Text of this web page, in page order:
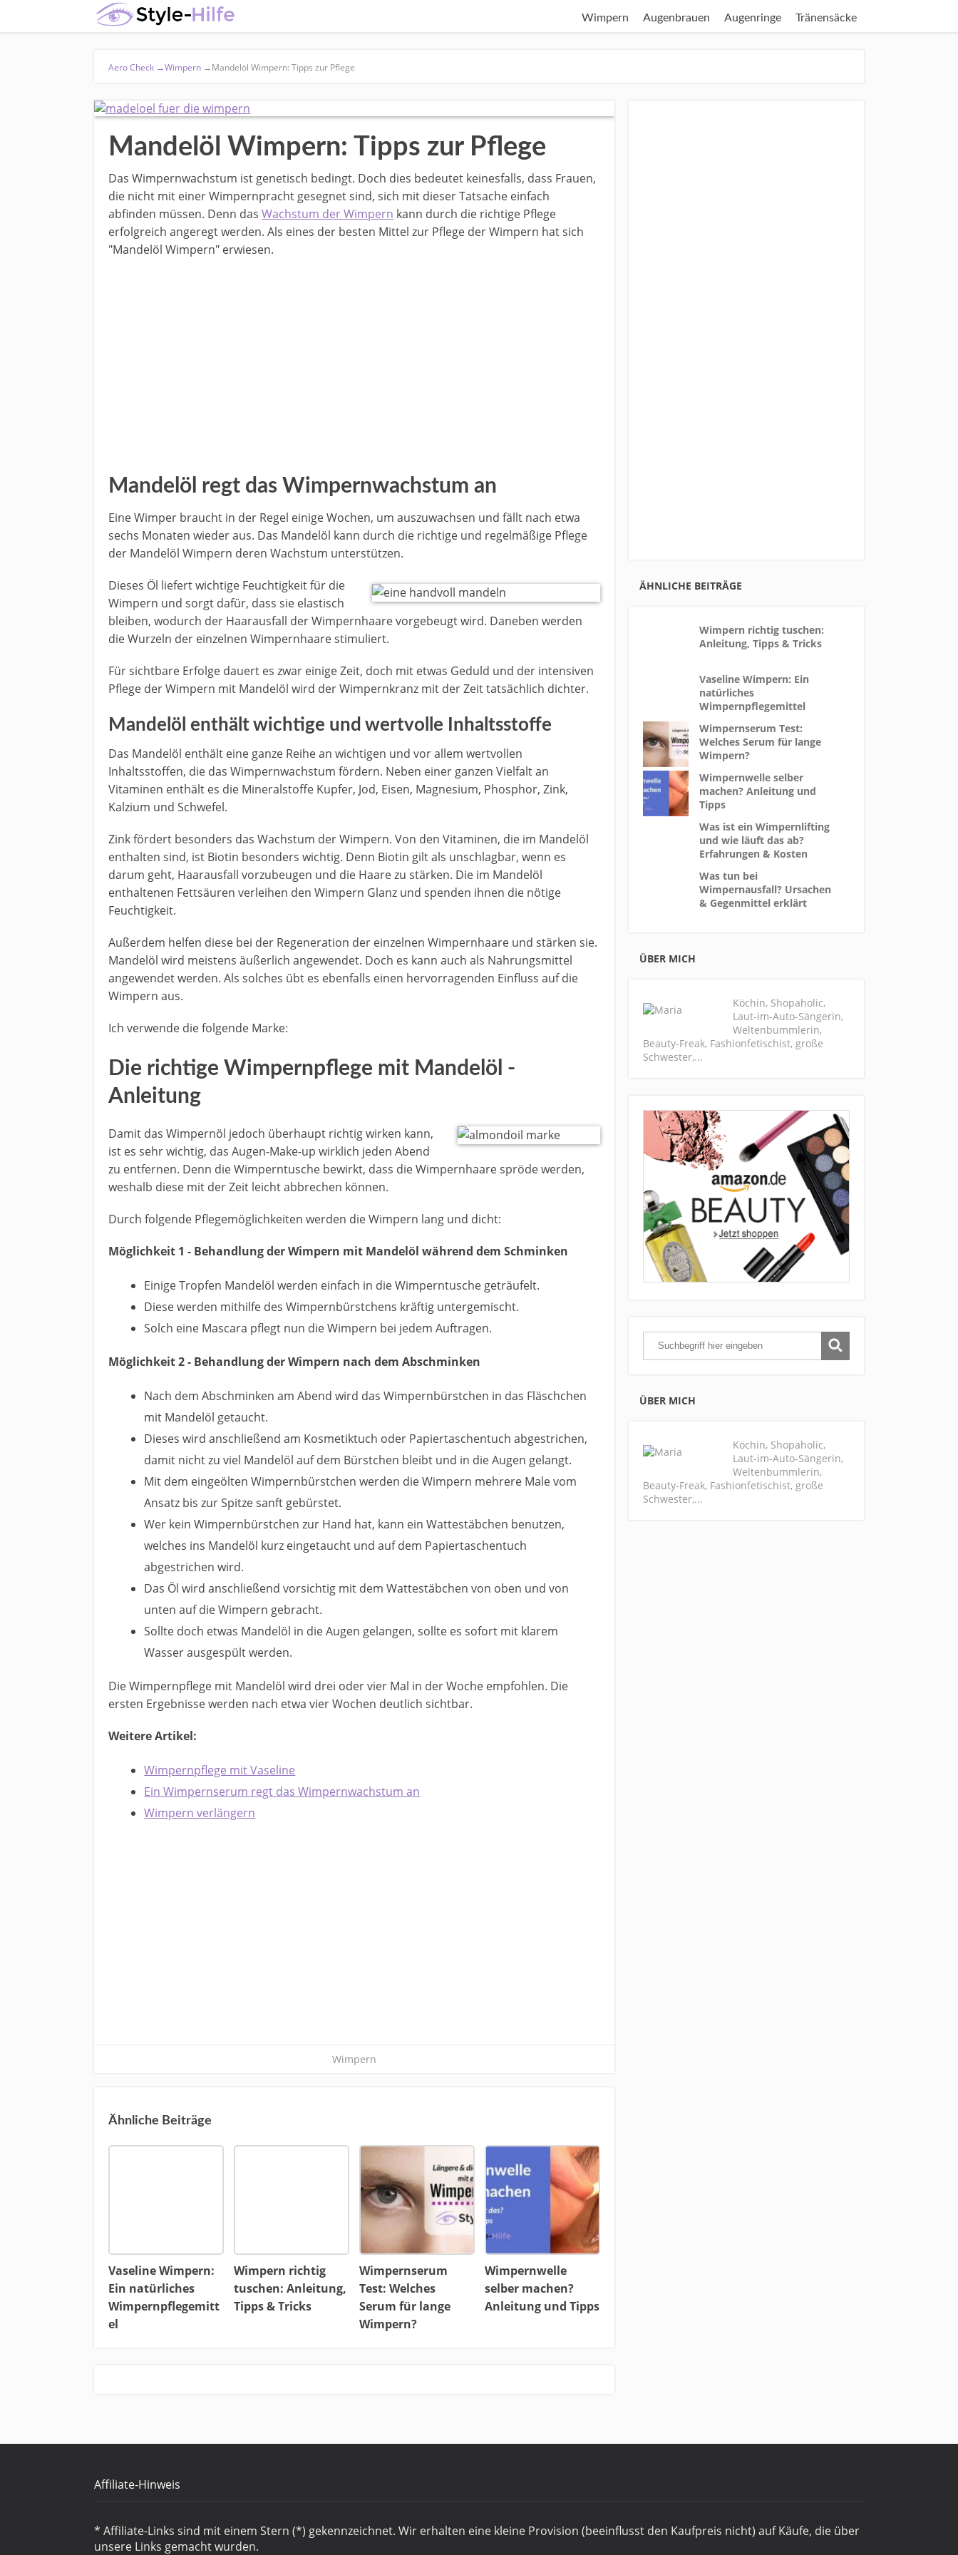
Wimpern Augenbrauen Augenringe Tränensäcke
Aero Check →Wimpern →Mandelöl Wimpern: Tipps zur Pflege
Mandelöl Wimpern: Tipps zur Pflege
Das Wimpernwachstum ist genetisch bedingt. Doch dies bedeutet keinesfalls, dass Frauen,
die nicht mit einer Wimpernpracht gesegnet sind, sich mit dieser Tatsache einfach
abfinden müssen. Denn das Wachstum der Wimpern kann durch die richtige Pflege
erfolgreich angeregt werden. Als eines der besten Mittel zur Pflege der Wimpern hat sich
"Mandelöl Wimpern" erwiesen.
Mandelöl regt das Wimpernwachstum an
Eine Wimper braucht in der Regel einige Wochen, um auszuwachsen und fällt nach etwa
sechs Monaten wieder aus. Das Mandelöl kann durch die richtige und regelmäßige Pflege
der Mandelöl Wimpern deren Wachstum unterstützen.
Dieses Öl liefert wichtige Feuchtigkeit für die
Wimpern und sorgt dafür, dass sie elastisch
bleiben, wodurch der Haarausfall der Wimpernhaare vorgebeugt wird. Daneben werden
die Wurzeln der einzelnen Wimpernhaare stimuliert.
Für sichtbare Erfolge dauert es zwar einige Zeit, doch mit etwas Geduld und der intensiven
Pflege der Wimpern mit Mandelöl wird der Wimpernkranz mit der Zeit tatsächlich dichter.
Mandelöl enthält wichtige und wertvolle Inhaltsstoffe
Das Mandelöl enthält eine ganze Reihe an wichtigen und vor allem wertvollen
Inhaltsstoffen, die das Wimpernwachstum fördern. Neben einer ganzen Vielfalt an
Vitaminen enthält es die Mineralstoffe Kupfer, Jod, Eisen, Magnesium, Phosphor, Zink,
Kalzium und Schwefel.
Zink fördert besonders das Wachstum der Wimpern. Von den Vitaminen, die im Mandelöl
enthalten sind, ist Biotin besonders wichtig. Denn Biotin gilt als unschlagbar, wenn es
darum geht, Haarausfall vorzubeugen und die Haare zu stärken. Die im Mandelöl
enthaltenen Fettsäuren verleihen den Wimpern Glanz und spenden ihnen die nötige
Feuchtigkeit.
Außerdem helfen diese bei der Regeneration der einzelnen Wimpernhaare und stärken sie.
Mandelöl wird meistens äußerlich angewendet. Doch es kann auch als Nahrungsmittel
angewendet werden. Als solches übt es ebenfalls einen hervorragenden Einfluss auf die
Wimpern aus.
Ich verwende die folgende Marke:
Die richtige Wimpernpflege mit Mandelöl -
Anleitung
Damit das Wimpernöl jedoch überhaupt richtig wirken kann,
ist es sehr wichtig, das Augen-Make-up wirklich jeden Abend
zu entfernen. Denn die Wimperntusche bewirkt, dass die Wimpernhaare spröde werden,
weshalb diese mit der Zeit leicht abbrechen können.
Durch folgende Pflegemöglichkeiten werden die Wimpern lang und dicht:
Möglichkeit 1 - Behandlung der Wimpern mit Mandelöl während dem Schminken
Einige Tropfen Mandelöl werden einfach in die Wimperntusche geträufelt.
Diese werden mithilfe des Wimpernbürstchens kräftig untergemischt.
Solch eine Mascara pflegt nun die Wimpern bei jedem Auftragen.
Möglichkeit 2 - Behandlung der Wimpern nach dem Abschminken
Nach dem Abschminken am Abend wird das Wimpernbürstchen in das Fläschchen
mit Mandelöl getaucht.
Dieses wird anschließend am Kosmetiktuch oder Papiertaschentuch abgestrichen,
damit nicht zu viel Mandelöl auf dem Bürstchen bleibt und in die Augen gelangt.
Mit dem eingeölten Wimpernbürstchen werden die Wimpern mehrere Male vom
Ansatz bis zur Spitze sanft gebürstet.
Wer kein Wimpernbürstchen zur Hand hat, kann ein Wattestäbchen benutzen,
welches ins Mandelöl kurz eingetaucht und auf dem Papiertaschentuch
abgestrichen wird.
Das Öl wird anschließend vorsichtig mit dem Wattestäbchen von oben und von
unten auf die Wimpern gebracht.
Sollte doch etwas Mandelöl in die Augen gelangen, sollte es sofort mit klarem
Wasser ausgespült werden.
Die Wimpernpflege mit Mandelöl wird drei oder vier Mal in der Woche empfohlen. Die
ersten Ergebnisse werden nach etwa vier Wochen deutlich sichtbar.
Weitere Artikel:
Wimpernpflege mit Vaseline
Ein Wimpernserum regt das Wimpernwachstum an
Wimpern verlängern
Wimpern
Ähnliche Beiträge
Vaseline Wimpern:
Ein natürliches
Wimpernpflegemitt
el
Wimpern richtig
tuschen: Anleitung,
Tipps & Tricks
Wimpernserum
Test: Welches
Serum für lange
Wimpern?
Wimpernwelle
selber machen?
Anleitung und Tipps
ÄHNLICHE BEITRÄGE
Wimpern richtig tuschen:
Anleitung, Tipps & Tricks
Vaseline Wimpern: Ein
natürliches
Wimpernpflegemittel
Wimpernserum Test:
Welches Serum für lange
Wimpern?
Wimpernwelle selber
machen? Anleitung und
Tipps
Was ist ein Wimpernlifting
und wie läuft das ab?
Erfahrungen & Kosten
Was tun bei
Wimpernausfall? Ursachen
& Gegenmittel erklärt
ÜBER MICH
Köchin, Shopaholic,
Laut-im-Auto-Sängerin,
Weltenbummlerin,
Beauty-Freak, Fashionfetischist, große
Schwester,...
ÜBER MICH
Köchin, Shopaholic,
Laut-im-Auto-Sängerin,
Weltenbummlerin,
Beauty-Freak, Fashionfetischist, große
Schwester,...
Affiliate-Hinweis
* Affiliate-Links sind mit einem Stern (*) gekennzeichnet. Wir erhalten eine kleine Provision (beeinflusst den Kaufpreis nicht) auf Käufe, die über
unsere Links gemacht wurden.